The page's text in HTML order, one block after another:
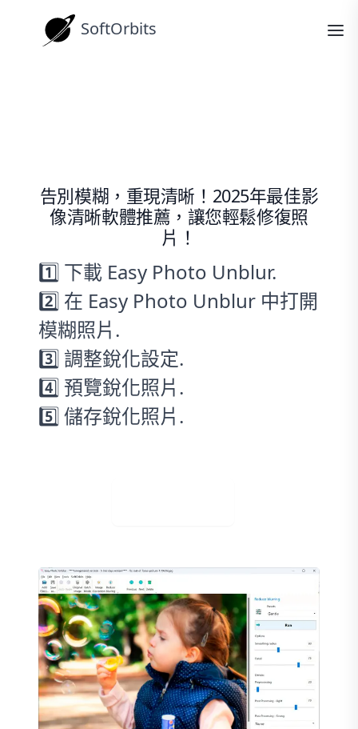
SoftOrbits
告別模糊，重現清晰！2025年最佳影
像清晰軟體推薦，讓您輕鬆修復照
片！
1️⃣ 下載 Easy Photo Unblur.
2️⃣ 在 Easy Photo Unblur 中打開
模糊照片.
3️⃣ 調整銳化設定.
4️⃣ 預覽銳化照片.
5️⃣ 儲存銳化照片.